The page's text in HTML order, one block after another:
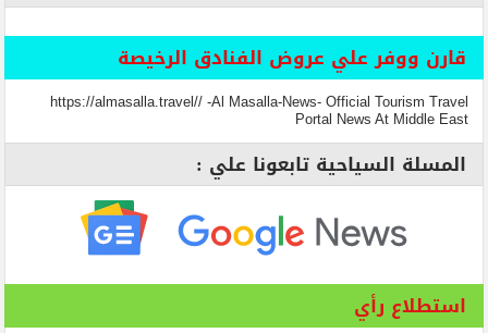
قارن ووفر علي عروض الفنادق الرخيصة
https://almasalla.travel// -Al Masalla-News- Official Tourism Travel
Portal News At Middle East
المسلة السياحية تابعونا علي :
استطلاع رأي